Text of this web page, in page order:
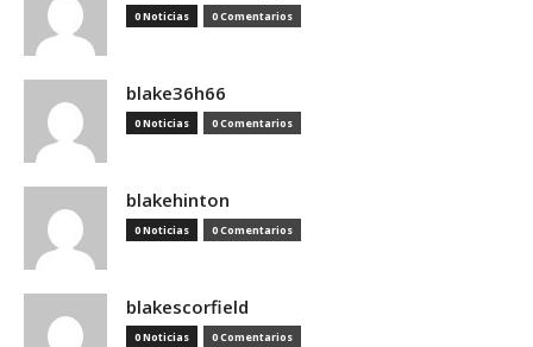
0 Noticias 0 Comentarios
blake36h66
0 Noticias 0 Comentarios
blakehinton
0 Noticias 0 Comentarios
blakescorfield
0 Noticias 0 Comentarios